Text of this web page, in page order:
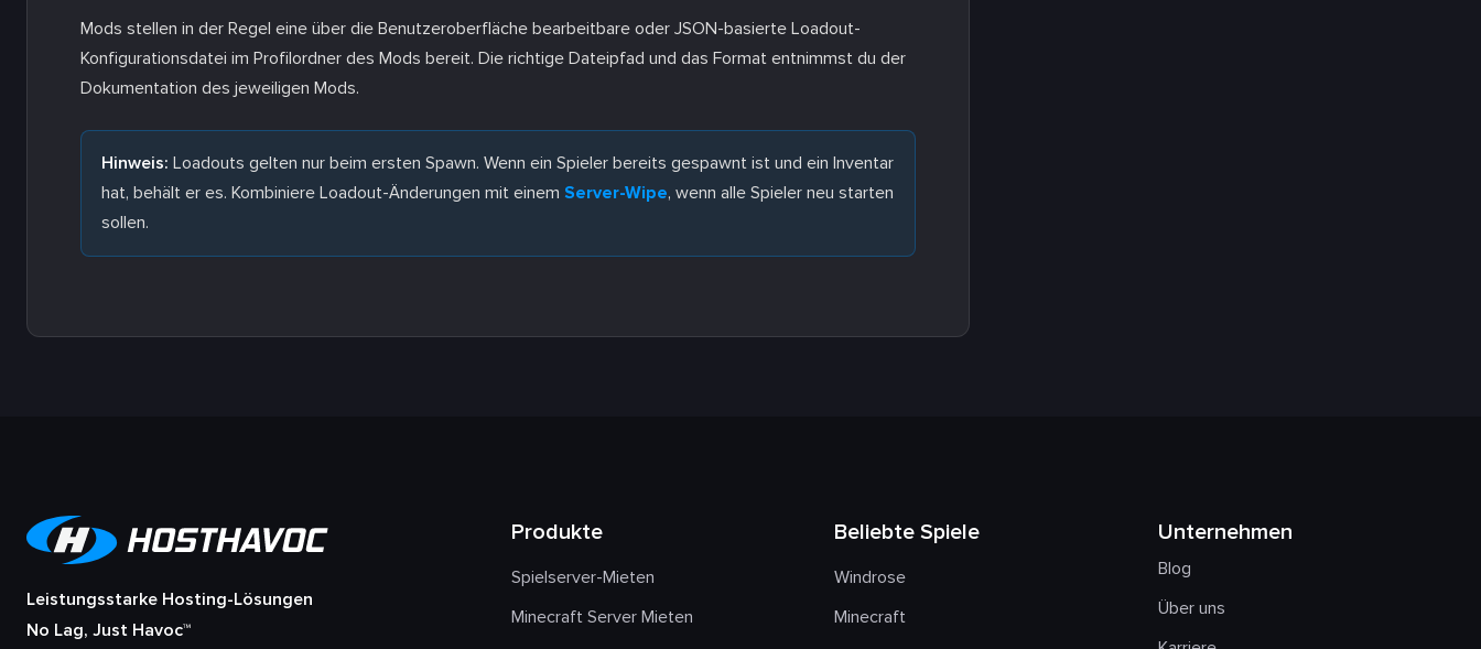
Mods stellen in der Regel eine über die Benutzeroberfläche bearbeitbare oder JSON-basierte Loadout-
Konfigurationsdatei im Profilordner des Mods bereit. Die richtige Dateipfad und das Format entnimmst du der
Dokumentation des jeweiligen Mods.
Hinweis: Loadouts gelten nur beim ersten Spawn. Wenn ein Spieler bereits gespawnt ist und ein Inventar
hat, behält er es. Kombiniere Loadout-Änderungen mit einem Server-Wipe, wenn alle Spieler neu starten
sollen.
Leistungsstarke Hosting-Lösungen
No Lag, Just Havoc™
Produkte
Spielserver-Mieten
Minecraft Server Mieten
Beliebte Spiele
Windrose
Minecraft
Unternehmen
Blog
Über uns